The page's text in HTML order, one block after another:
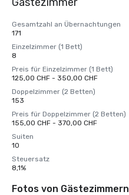
Gesamtzahl an Übernachtungen
171
Einzelzimmer (1 Bett)
8
Preis für Einzelzimmer (1 Bett)
125,00 CHF - 350,00 CHF
Doppelzimmer (2 Betten)
153
Preis für Doppelzimmer (2 Betten)
155,00 CHF - 370,00 CHF
Suiten
10
Steuersatz
8,1%
Fotos von Gästezimmern